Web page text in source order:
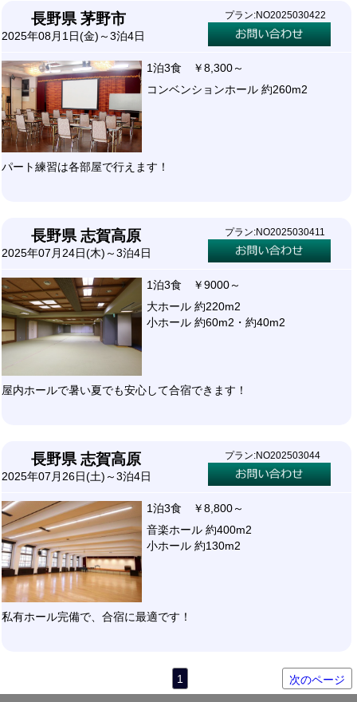
長野県 茅野市
2025年08月1日(金)～3泊4日
プラン:NO2025030422
1泊3食 ￥8,300～
コンベンションホール 約260m2
パート練習は各部屋で行えます！
長野県 志賀高原
2025年07月24日(木)～3泊4日
プラン:NO2025030411
1泊3食 ￥9000～
大ホール 約220m2
小ホール 約60m2・約40m2
屋内ホールで暑い夏でも安心して合宿できます！
長野県 志賀高原
2025年07月26日(土)～3泊4日
プラン:NO202503044
1泊3食 ￥8,800～
音楽ホール 約400m2
小ホール 約130m2
私有ホール完備で、合宿に最適です！
1 次のページ